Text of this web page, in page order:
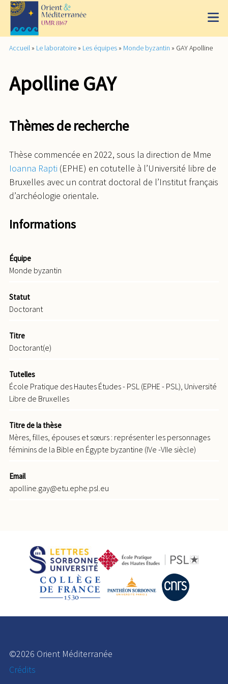
Accueil » Le laboratoire » Les équipes » Monde byzantin » GAY Apolline
Apolline GAY
Thèmes de recherche
Thèse commencée en 2022, sous la direction de Mme
Ioanna Rapti (EPHE) en cotutelle à l’Université libre de
Bruxelles avec un contrat doctoral de l’Institut français
d’archéologie orientale.
Informations
Équipe
Monde byzantin
Statut
Doctorant
Titre
Doctorant(e)
Tutelles
École Pratique des Hautes Études - PSL (EPHE - PSL), Université
Libre de Bruxelles
Titre de la thèse
Mères, filles, épouses et sœurs : représenter les personnages
féminins de la Bible en Égypte byzantine (IVe -VIIe siècle)
Email
apolline.gay@etu.ephe.psl.eu
©2026 Orient Méditerranée
Crédits